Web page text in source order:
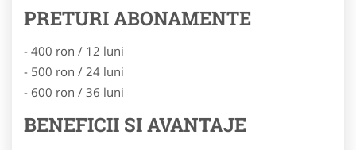
PRETURI ABONAMENTE
- 400 ron / 12 luni
- 500 ron / 24 luni
- 600 ron / 36 luni
BENEFICII SI AVANTAJE